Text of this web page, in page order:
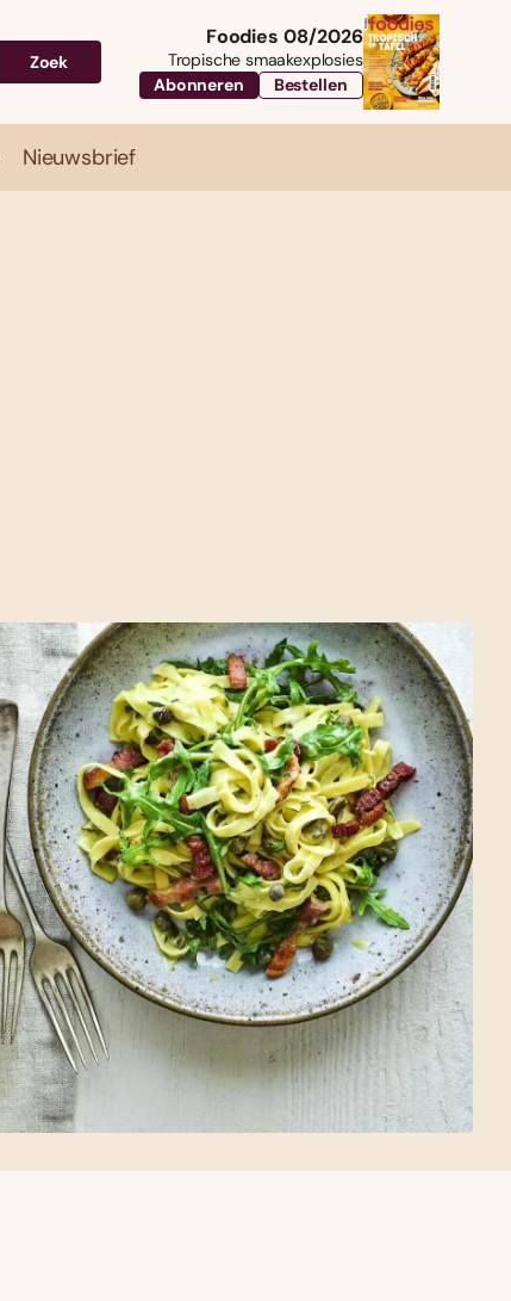
Zoek
Foodies 08/2026
Tropische smaakexplosies
Abonneren
Bestellen
Nieuwsbrief